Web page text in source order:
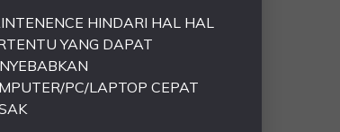
HINDARI HAL HAL
YANG DAPAT
PC/LAPTOP CEPAT